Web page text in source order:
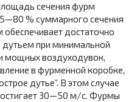
сечения фурм
% суммарного сечения
достаточно
дутьем при минимальной
мощных воздуходувок,
в фурменной коробке,
дутье”. В этом случае
30—50 м/с. Фурмы